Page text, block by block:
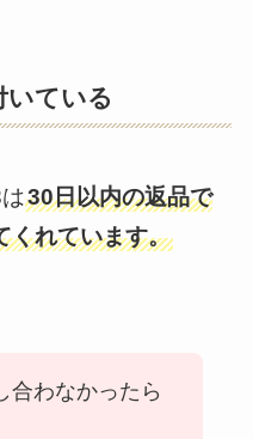
いている
30日以内の返品で
くれています。
合わなかったら